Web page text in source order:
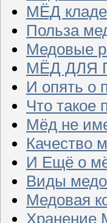
МЁД
Польза
Медовые
МЁД ДЛЯ
И опять о
Что такое
Мёд не
Качество
И Ещё о
Виды
Медовая